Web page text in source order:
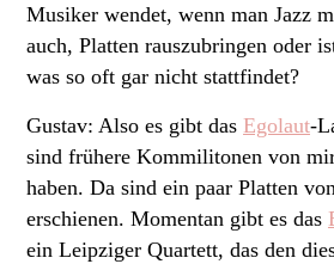
Musiker wendet, wenn man Jazz
auch, Platten rauszubringen oder
was so oft gar nicht stattfindet?
Gustav: Also es gibt das Egolaut-
sind frühere Kommilitonen von
haben. Da sind ein paar Platten
erschienen. Momentan gibt es das
ein Leipziger Quartett, das den